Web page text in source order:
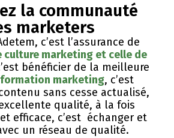
la communauté
marketers
c’est l’assurance de
marketing et celle de
bénéficier de la meilleure
marketing, c’est
sans cesse actualisé,
qualité, ​à la fois
efficace, c’est échanger et
un réseau de qualité.